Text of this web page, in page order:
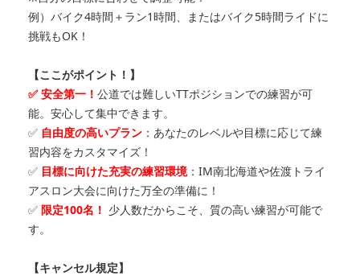
例）バイク4時間＋ラン1時間、またはバイク5時間ライドに
挑戦もOK！
【ここがポイント！】
✅ 安全第一！ 公道では難しいTTポジションでの練習が可
能。安心して集中できます。
✅ 自由度の高いプラン：あなたのレベルや目標に応じて練
習内容をカスタマイズ！
✅目標に向けた充実の練習環境：IM南北海道や佐渡トライ
アスロン大会に向けた万全の準備に！
✅ 限定100名！ 少人数だからこそ、質の高い練習が可能で
す。
【キャンセル規定】